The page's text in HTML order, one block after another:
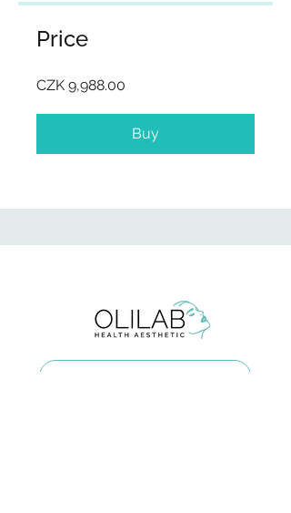
Price
CZK 9,988.00
Buy